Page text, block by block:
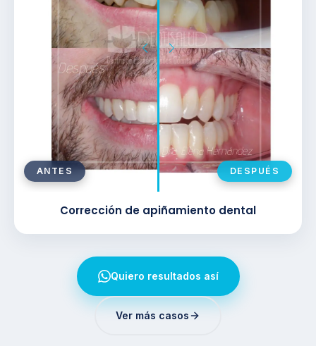
ANTES DESPUÉS
Corrección de apiñamiento dental
Quiero resultados así
Ver más casos